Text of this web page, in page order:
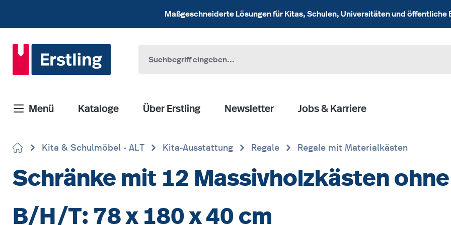
Maßgeschneiderte Lösungen für Kitas, Schulen, Universitäten und öffentliche
Menü Kataloge Über Erstling Newsletter Jobs & Karriere
Kita & Schulmöbel - ALT Kita-Ausstattung Regale Regale mit Materialkästen
Schränke mit 12 Massivholzkästen ohne
B/H/T: 78 x 180 x 40 cm